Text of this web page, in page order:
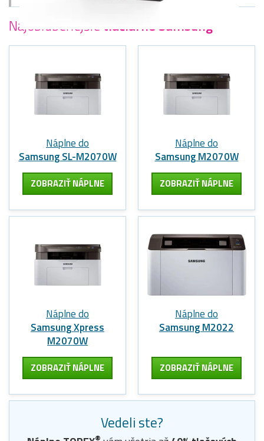
Najobľúbenejšie tlačiarne Samsung
Náplne do
Samsung SL-M2070W
ZOBRAZIŤ NÁPLNE
Náplne do
Samsung M2070W
ZOBRAZIŤ NÁPLNE
Náplne do
Samsung Xpress
M2070W
ZOBRAZIŤ NÁPLNE
Náplne do
Samsung M2022
ZOBRAZIŤ NÁPLNE
Vedeli ste?
®